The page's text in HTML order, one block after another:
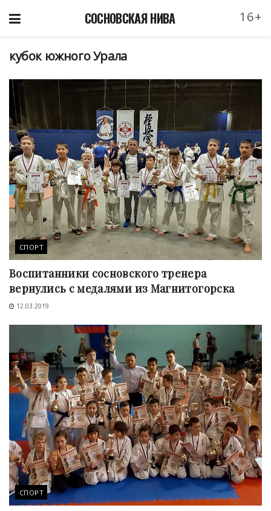
СОСНОВСКАЯ НИВА 16+
кубок южного Урала
СПОРТ
Воспитанники сосновского тренера
вернулись с медалями из Магнитогорска
12.03.2019
СПОРТ